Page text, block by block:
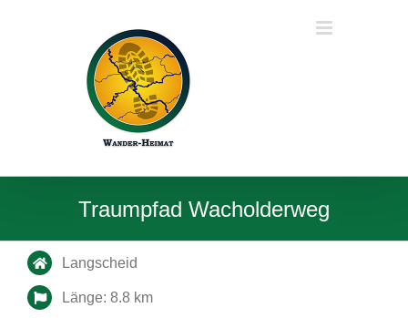
Traumpfad Wacholderweg
Langscheid
Länge: 8.8 km